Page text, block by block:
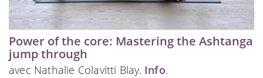
Power of the core: Mastering the Ashtanga
jump through
avec Nathalie Colavitti Blay. Info.